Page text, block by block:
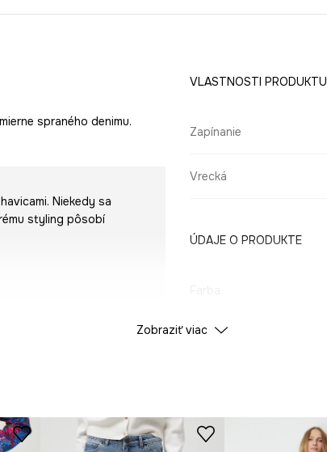
spraného denimu.
Niekedy sa
styling pôsobí
VLASTNOSTI PRODUKTU
Zapínanie
Vrecká
ÚDAJE O PRODUKTE
ID produktu
Zobraziť viac